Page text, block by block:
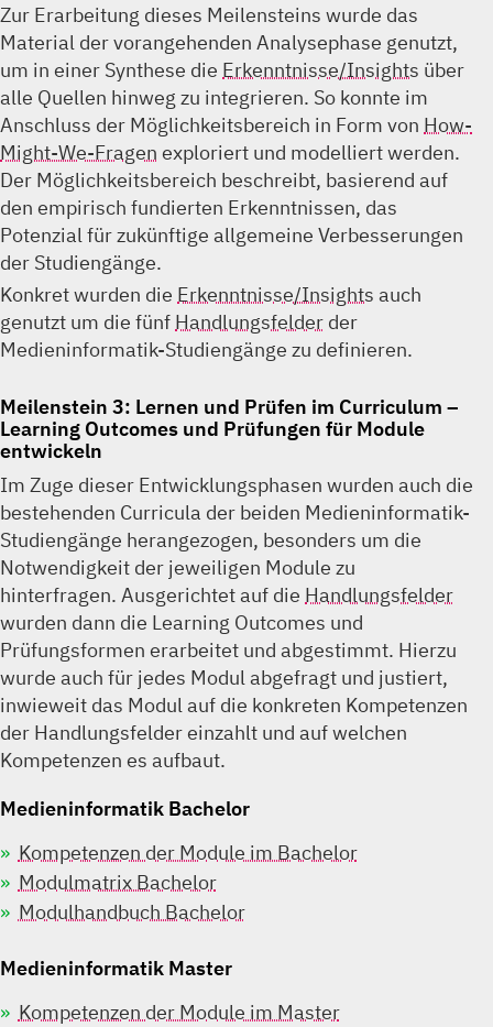
Zur Erarbeitung dieses Meilensteins wurde das
Material der vorangehenden Analysephase genutzt,
um in einer Synthese die Erkenntnisse/Insights über
alle Quellen hinweg zu integrieren. So konnte im
Anschluss der Möglichkeitsbereich in Form von How-
Might-We-Fragen exploriert und modelliert werden.
Der Möglichkeitsbereich beschreibt, basierend auf
den empirisch fundierten Erkenntnissen, das
Potenzial für zukünftige allgemeine Verbesserungen
der Studiengänge.
Konkret wurden die Erkenntnisse/Insights auch
genutzt um die fünf Handlungsfelder der
Medieninformatik-Studiengänge zu definieren.
Meilenstein 3: Lernen und Prüfen im Curriculum –
Learning Outcomes und Prüfungen für Module
entwickeln
Im Zuge dieser Entwicklungsphasen wurden auch die
bestehenden Curricula der beiden Medieninformatik-
Studiengänge herangezogen, besonders um die
Notwendigkeit der jeweiligen Module zu
hinterfragen. Ausgerichtet auf die Handlungsfelder
wurden dann die Learning Outcomes und
Prüfungsformen erarbeitet und abgestimmt. Hierzu
wurde auch für jedes Modul abgefragt und justiert,
inwieweit das Modul auf die konkreten Kompetenzen
der Handlungsfelder einzahlt und auf welchen
Kompetenzen es aufbaut.
Medieninformatik Bachelor
Kompetenzen der Module im Bachelor
Modulmatrix Bachelor
Modulhandbuch Bachelor
Medieninformatik Master
Kompetenzen der Module im Master